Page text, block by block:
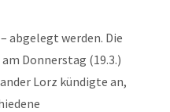
abgelegt werden. Die
Donnerstag (19.3.)
Lorz kündigte an,